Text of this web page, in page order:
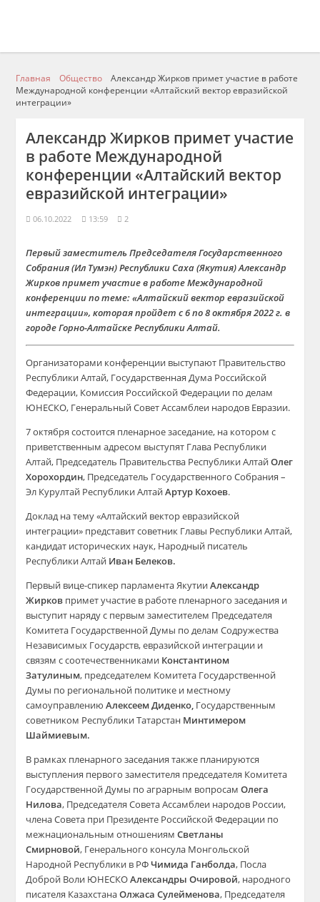
Главная Общество
Александр Жирков примет участие в работе
Международной конференции «Алтайский вектор евразийской
интеграции»
Александр Жирков примет участие
в работе Международной
конференции «Алтайский вектор
евразийской интеграции»
06.10.2022 13:59 2
Первый заместитель Председателя Государственного
Собрания (Ил Тумэн) Республики Саха (Якутия) Александр
Жирков примет участие в работе Международной
конференции по теме: «Алтайский вектор евразийской
интеграции», которая пройдет с 6 по 8 октября 2022 г. в
городеГорно-Алтайске Республики Алтай.
Организаторами конференции выступают Правительство
Республики Алтай, Государственная Дума Российской
Федерации, Комиссия Российской Федерации по делам
ЮНЕСКО, Генеральный Совет Ассамблеи народов Евразии.
7 октября состоится пленарное заседание, на котором с
приветственным адресом выступят Глава Республики
Алтай, Председатель Правительства Республики АлтайОлег
Хорохордин, Председатель Государственного Собрания –
Эл Курултай Республики АлтайАртур Кохоев.
Доклад на тему «Алтайский векторевразийской
интеграции» представит советник Главы Республики Алтай,
кандидат исторических наук, Народный писатель
Республики Алтай Иван Белеков.
Первый вице-спикер парламента ЯкутииАлександр
Жирков примет участие в работе пленарного заседания и
выступит наряду с первым заместителем Председателя
Комитета Государственной Думы по делам Содружества
Независимых Государств, евразийской интеграции и
связям с соотечественниками Константином
Затулиным, председателем Комитета Государственной
Думы по региональной политике и местному
самоуправлениюАлексеем Диденко, Государственным
советником Республики Татарстан Минтимером
Шаймиевым.
В рамках пленарного заседания также планируются
выступления первого заместителя председателя Комитета
Государственной Думы по аграрным вопросамОлега
Нилова, Председателя Совета Ассамблеи народов России,
члена Совета при Президенте Российской Федерации по
межнациональным отношениямСветланы
Смирновой, Генерального консула Монгольской
Народной Республики в РФЧимида Ганболда, Посла
Доброй Воли ЮНЕСКОАлександры Очировой, народного
писателя КазахстанаОлжаса Сулейменова, Председателя